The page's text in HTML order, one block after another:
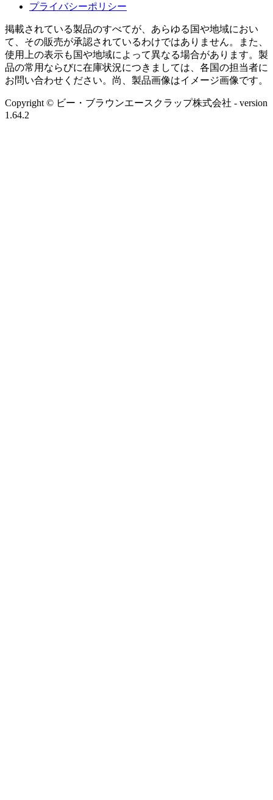
プライバシーポリシー
掲載されている製品のすべてが、あらゆる国や地域におい
て、その販売が承認されているわけではありません。また、
使用上の表示も国や地域によって異なる場合があります。製
品の常用ならびに在庫状況につきましては、各国の担当者に
お問い合わせください。尚、製品画像はイメージ画像です。
Copyright © ビー・ブラウンエースクラップ株式会社 - version
1.64.2